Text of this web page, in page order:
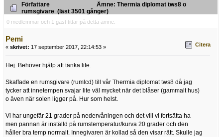
Författare
Ämne: Thermia diplomat tws8 o
rumsgivare (läst 3501 gånger)
0 medlemmar och 1 gäst tittar på detta ämne.
Pemi
« skrivet: 17 september 2017, 22:14:53 » Citera
Hej. Behöver hjälp att tänka lite.
Skaffade en rumsgivare (rumlcd) till vår Thermia diplomat tws8 då jag
tycker att innetempen svajar lite väl mycket när det blåser (gammalt hus)
o även när solen ligger på. Hur som helst.
Vi har ungefär 21 grader på nedervåningen och det vill vi fortsätta ha
men pannan är inställd på rumstemperatur/kurva 20 grader och den
håller bra temp normalt. Innegivaren är kollad så den visar rätt. Skulle jag